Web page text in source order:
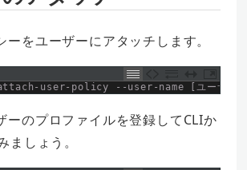
ーをユーザーにアタッチします。
user-policy --user-name [ユー
ーのプロファイルを登録してCLIか
ましょう。